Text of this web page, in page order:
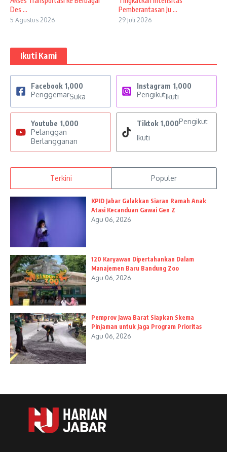
Des ...
5 Agustus 2026
Pemberantasan Ju ...
29 Juli 2026
Ikuti Kami
Facebook 1,000
PenggemarSuka
Instagram 1,000
PengikutIkuti
Youtube 1,000
Pelanggan
Berlangganan
Tiktok 1,000Pengikut
Ikuti
Terkini Populer
KPID Jabar Galakkan Siaran Ramah Anak
Atasi Kecanduan Gawai Gen Z
Agu 06, 2026
120 Karyawan Dipertahankan Dalam
Manajemen Baru Bandung Zoo
Agu 06, 2026
Pemprov Jawa Barat Siapkan Skema
Pinjaman untuk Jaga Program Prioritas
Agu 06, 2026